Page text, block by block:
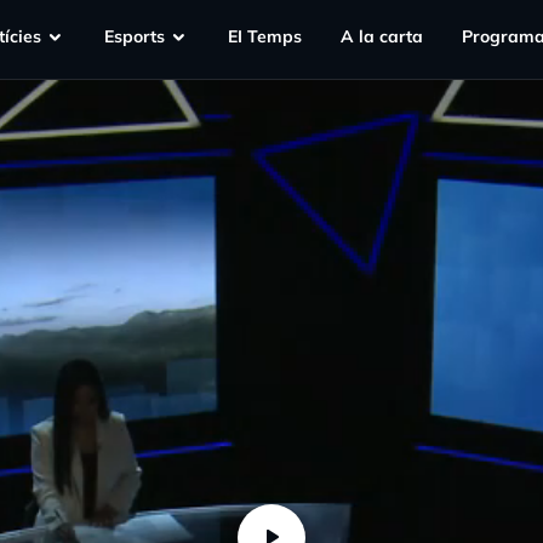
Esports EI Temps A la carta